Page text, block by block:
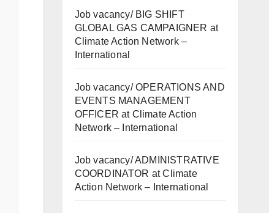
Job vacancy/ BIG SHIFT
GLOBAL GAS CAMPAIGNER at
Climate Action Network –
International
Job vacancy/ OPERATIONS AND
EVENTS MANAGEMENT
OFFICER at Climate Action
Network – International
Job vacancy/ ADMINISTRATIVE
COORDINATOR at Climate
Action Network – International